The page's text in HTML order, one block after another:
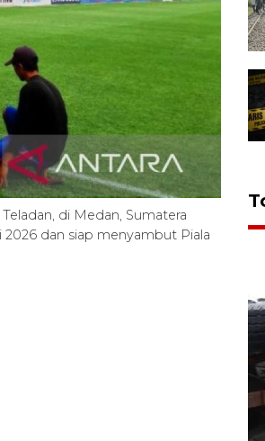
di Medan, Sumatera
2026 dan siap menyambut Piala